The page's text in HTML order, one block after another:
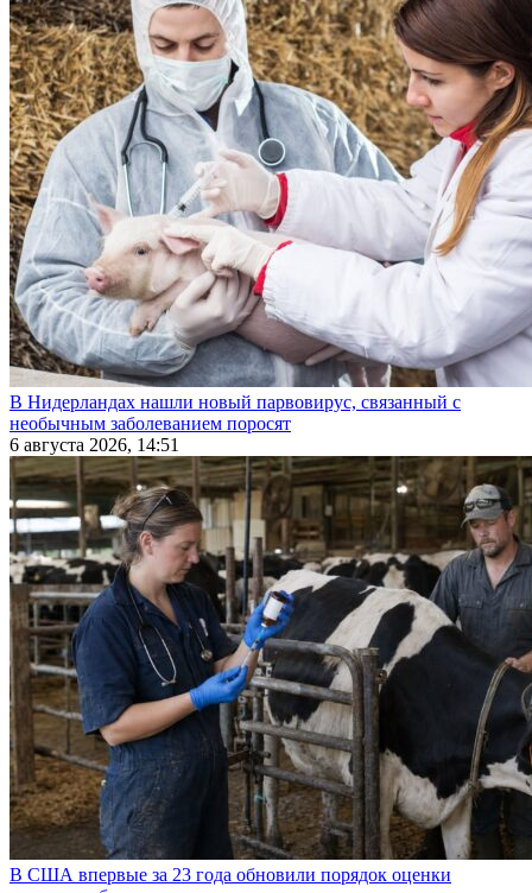
В Нидерландах нашли новый парвовирус, связанный с
необычным заболеванием поросят
6 августа 2026, 14:51
В США впервые за 23 года обновили порядок оценки